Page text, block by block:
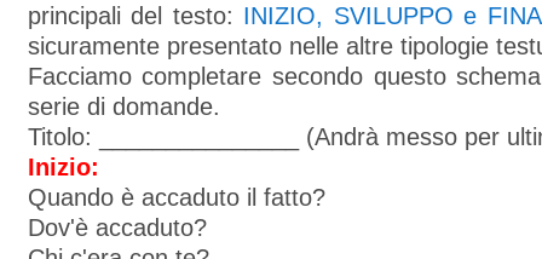
principali del testo: INIZIO, SVILUPPO e
sicuramente presentato nelle altre tipologie
Facciamo completare secondo questo
serie di domande.
Titolo: _______________ (Andrà messo per
Inizio:
Quando è accaduto il fatto?
Dov'è accaduto?